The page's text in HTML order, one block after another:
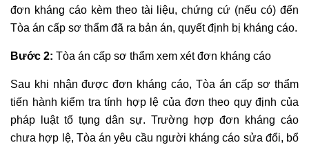
đơn kháng cáo kèm theo tài liệu, chứng cứ (nếu có) đến
Tòa án cấp sơ thẩm đã ra bản án, quyết định bị kháng cáo.
Bước 2: Tòa án cấp sơ thẩm xem xét đơn kháng cáo
Sau khi nhận được đơn kháng cáo, Tòa án cấp sơ thẩm
tiến hành kiểm tra tính hợp lệ của đơn theo quy định của
pháp luật tố tụng dân sự. Trường hợp đơn kháng cáo
chưa hợp lệ, Tòa án yêu cầu người kháng cáo sửa đổi, bổ